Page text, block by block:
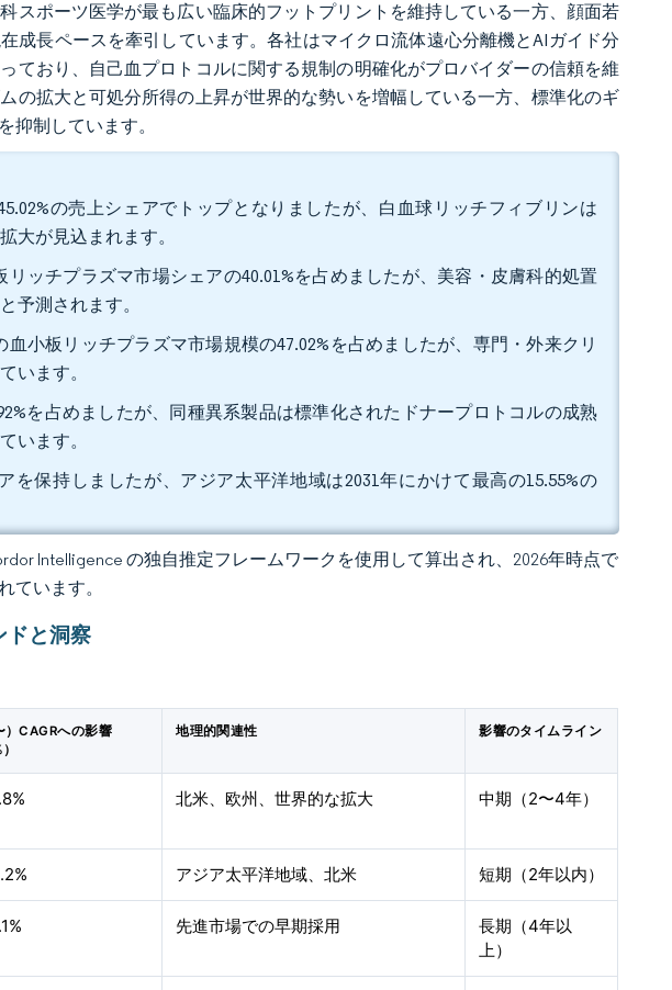
スポーツ医学が最も広い臨床的フットプリントを維持している一方、顔面若
成長ペースを牽引しています。各社はマイクロ流体遠心分離機とAIガイド分
ており、自己血プロトコルに関する規制の明確化がプロバイダーの信頼を維
の拡大と可処分所得の上昇が世界的な勢いを増幅している一方、標準化のギ
抑制しています。
の売上シェアでトップとなりましたが、白血球リッチフィブリンは
大が見込まれます。
ッチプラズマ市場シェアの40.01%を占めましたが、美容・皮膚科的処置
予測されます。
小板リッチプラズマ市場規模の47.02%を占めましたが、専門・外来クリ
います。
を占めましたが、同種異系製品は標準化されたドナープロトコルの成熟
います。
を保持しましたが、アジア太平洋地域は2031年にかけて最高の15.55%の
Intelligence の独自推定フレームワークを使用して算出され、2026年時点で
ています。
ドと洞察
）CAGRへの影響
地理的関連性 影響のタイムライン
北米、欧州、世界的な拡大 中期（2〜4年）
アジア太平洋地域、北米 短期（2年以内）
先進市場での早期採用
長期（4年以
上）